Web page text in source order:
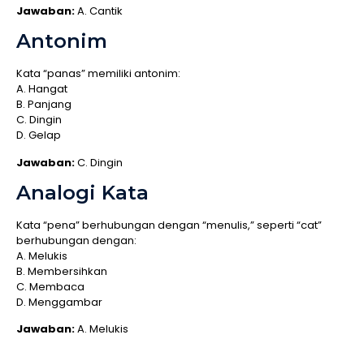
Jawaban:A. Cantik
Antonim
Kata “panas” memiliki antonim:
A. Hangat
B. Panjang
C. Dingin
D. Gelap
Jawaban:C. Dingin
Analogi Kata
Kata “pena” berhubungan dengan “menulis,” seperti “cat”
berhubungan dengan:
A. Melukis
B. Membersihkan
C. Membaca
D. Menggambar
Jawaban:A. Melukis